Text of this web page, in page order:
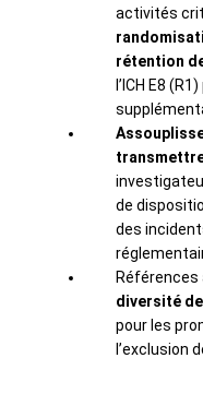
activités
rétention
l’ICH E8
de
des
Références
diversité
pour les
l’exclusion